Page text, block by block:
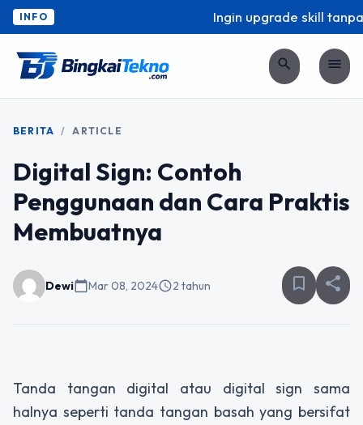
INFO Ingin upgrade skill
search menu
BERITA / ARTICLE
Digital Sign: Contoh
Penggunaan dan Cara Praktis
Membuatnya
Dewicalendar_todayMar 08, 2024schedule2 tahun bookmark_border share
Tanda tangan digital atau digital sign sama
halnya seperti tanda tangan basah yang bersifat